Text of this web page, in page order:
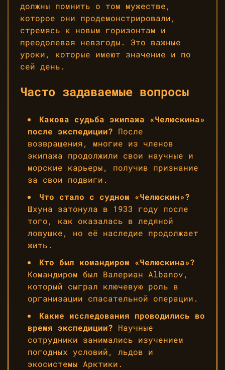
должны помнить о том мужестве,
которое они продемонстрировали,
стремясь к новым горизонтам и
преодолевая невзгоды. Это важные
уроки, которые имеют значение и по
сей день.
Часто задаваемые вопросы
Какова судьба экипажа «Челюскина»
после экспедиции? После
возвращения, многие из членов
экипажа продолжили свои научные и
морские карьеры, получив признание
за свои подвиги.
Что стало с судном «Челюскин»?
Шхуна затонула в 1933 году после
того, как оказалась в ледяной
ловушке, но её наследие продолжает
жить.
Кто был командиром «Челюскина»?
Командиром был Валериан Albanov,
который сыграл ключевую роль в
организации спасательной операции.
Какие исследования проводились во
время экспедиции? Научные
сотрудники занимались изучением
погодных условий, льдов и
экосистемы Арктики.